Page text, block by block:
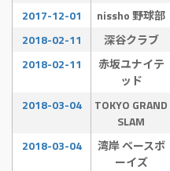
2017-12-01 nissho 野球部
2018-02-11
深谷クラブ
2018-02-11
赤坂ユナイテ
ッド
2018-03-04
TOKYO GRAND
SLAM
2018-03-04
湾岸 ベースボ
ーイズ